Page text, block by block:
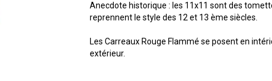
Anecdote historique : les 11x11 sont des
reprennent le style des 12 et 13 ème siècles.
Les Carreaux Rouge Flammé se posent en
extérieur.